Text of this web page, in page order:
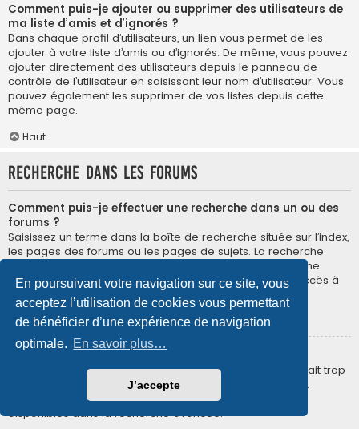
En poursuivant votre navigation sur ce site, vous
acceptez l’utilisation de cookies vous permettant
de bénéficier d’une expérience de navigation
optimale. En savoir plus…
J’accepte
Comment puis-je ajouter ou supprimer des utilisateurs de
ma liste d’amis et d’ignorés ?
Dans chaque profil d’utilisateurs, un lien vous permet de les
ajouter à votre liste d’amis ou d’ignorés. De même, vous pouvez
ajouter directement des utilisateurs depuis le panneau de
contrôle de l’utilisateur en saisissant leur nom d’utilisateur. Vous
pouvez également les supprimer de vos listes depuis cette
même page.
Haut
Recherche dans les forums
Comment puis-je effectuer une recherche dans un ou des
forums ?
Saisissez un terme dans la boîte de recherche située sur l’index,
les pages des forums ou les pages de sujets. La recherche
avancée est accessible en cliquant sur le lien « Recherche
avancée » disponible sur toutes les pages du forum. L’accès à
la recherche dépend du style utilisé.
Haut
Pourquoi ma recherche ne renvoie aucun résultat ?
Votre recherche était probablement trop vague ou incluait trop
de termes communs qui ne sont pas indexés par phpBB.
Essayez d’être plus précis et d’utiliser les différents filtres
disponibles dans la recherche avancée.